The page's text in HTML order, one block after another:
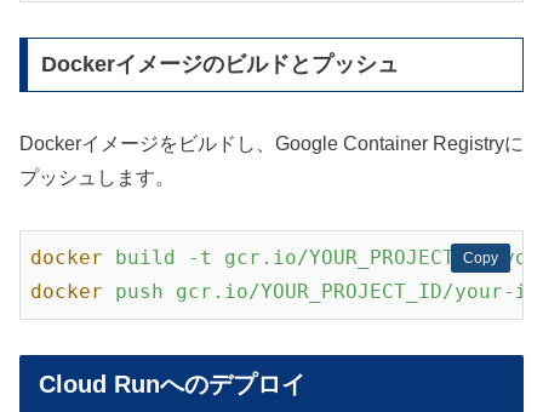
Dockerイメージのビルドとプッシュ
Dockerイメージをビルドし、Google Container Registryに
プッシュします。
Copy
Copy
docker
build -t gcr.io/YOUR_PROJECT_ID/
docker
push gcr.io/YOUR_PROJECT_ID/your-
Cloud Runへのデプロイ